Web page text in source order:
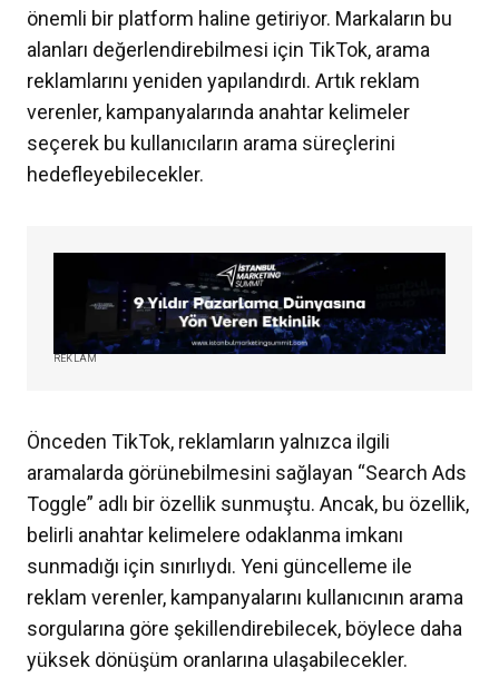
önemli bir platform haline getiriyor. Markaların bu
alanları değerlendirebilmesi için TikTok, arama
reklamlarını yeniden yapılandırdı. Artık reklam
verenler, kampanyalarında anahtar kelimeler
seçerek bu kullanıcıların arama süreçlerini
hedefleyebilecekler.
REKLAM
Önceden TikTok, reklamların yalnızca ilgili
aramalarda görünebilmesini sağlayan “Search Ads
Toggle” adlı bir özellik sunmuştu. Ancak, bu özellik,
belirli anahtar kelimelere odaklanma imkanı
sunmadığı için sınırlıydı. Yeni güncelleme ile
reklam verenler, kampanyalarını kullanıcının arama
sorgularına göre şekillendirebilecek, böylece daha
yüksek dönüşüm oranlarına ulaşabilecekler.